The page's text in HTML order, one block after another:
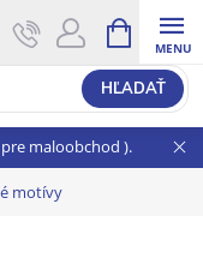
HĽADAŤ
NÁKUPNÝ
KOŠÍK
maloobchod ).
motívy